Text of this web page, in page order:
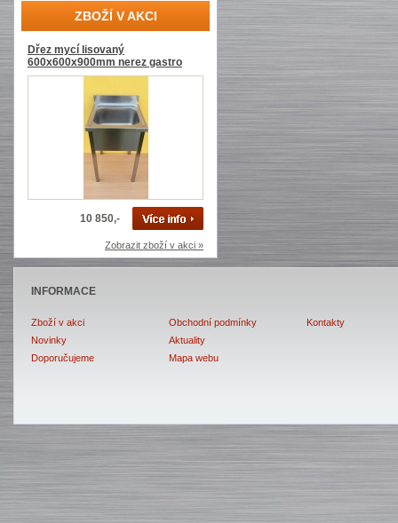
ZBOŽÍ V AKCI
Dřez mycí lisovaný
600x600x900mm nerez gastro
10 850,-
Zobrazit zboží v akci »
INFORMACE
Zboží v akci
Novinky
Doporučujeme
Obchodní podmínky
Aktuality
Mapa webu
Kontakty